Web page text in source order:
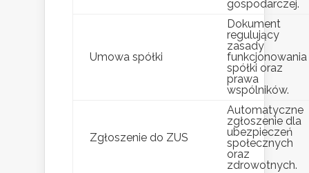
gospodarczej.
Umowa spółki
Dokument
regulujący
zasady
funkcjonowania
spółki oraz
prawa
wspólników.
Zgłoszenie do ZUS
Automatyczne
zgłoszenie dla
ubezpieczeń
społecznych
oraz
zdrowotnych.